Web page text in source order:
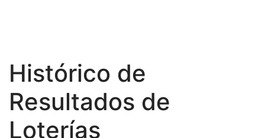
Histórico de
Resultados de
Loterías